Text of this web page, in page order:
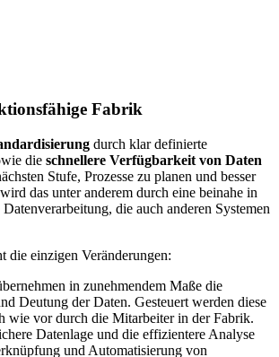
Fabrik
durch klar definierte
die schnellere Verfügbarkeit von Daten
Stufe, Prozesse zu planen und besser
das unter anderem durch eine beinahe in
die auch anderen Systemen
die einzigen Veränderungen:
in zunehmendem Maße die
Deutung der Daten. Gesteuert werden diese
wie vor durch die Mitarbeiter in der Fabrik.
Datenlage und die effizientere Analyse
und Automatisierung von